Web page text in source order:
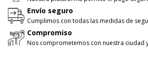
Envío seguro
Cumplimos con todas las medidas de
Compromiso
Nos comprometemos con nuestra ciudad